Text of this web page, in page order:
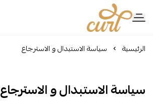
Curl Perfume
الرئيسية سياسة الاستبدال و الاسترجاع
سياسة الاستبدال و الاسترجاع